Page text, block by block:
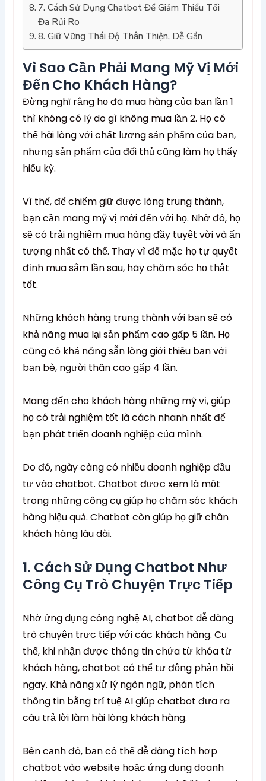
7. Cách Sử Dụng Chatbot Để Giảm Thiểu Tối
Đa Rủi Ro
8. Giữ Vững Thái Độ Thân Thiện, Dễ Gần
Vì Sao Cần Phải Mang Mỹ Vị Mới
Đến Cho Khách Hàng?
Đừng nghĩ rằng họ đã mua hàng của bạn lần 1
thì không có lý do gì không mua lần 2. Họ có
thể hài lòng với chất lượng sản phẩm của bạn,
nhưng sản phẩm của đối thủ cũng làm họ thấy
hiếu kỳ.
Vì thế, để chiếm giữ được lòng trung thành,
bạn cần mang mỹ vị mới đến với họ. Nhờ đó, họ
sẽ có trải nghiệm mua hàng đầy tuyệt vời và ấn
tượng nhất có thể. Thay vì để mặc họ tự quyết
định mua sắm lần sau, hãy chăm sóc họ thật
tốt.
Những khách hàng trung thành với bạn sẽ có
khả năng mua lại sản phẩm cao gấp 5 lần. Họ
cũng có khả năng sẵn lòng giới thiệu bạn với
bạn bè, người thân cao gấp 4 lần.
Mang đến cho khách hàng những mỹ vị, giúp
họ có trải nghiệm tốt là cách nhanh nhất để
bạn phát triển doanh nghiệp của mình.
Do đó, ngày càng có nhiều doanh nghiệp đầu
tư vào chatbot. Chatbot được xem là một
trong những công cụ giúp họ chăm sóc khách
hàng hiệu quả. Chatbot còn giúp họ giữ chân
khách hàng lâu dài.
1. Cách Sử Dụng Chatbot Như
Công Cụ Trò Chuyện Trực Tiếp
Nhờ ứng dụng công nghệ AI, chatbot dễ dàng
trò chuyện trực tiếp với các khách hàng. Cụ
thể, khi nhận được thông tin chứa từ khóa từ
khách hàng, chatbot có thể tự động phản hồi
ngay. Khả năng xử lý ngôn ngữ, phân tích
thông tin bằng trí tuệ AI giúp chatbot đưa ra
câu trả lời làm hài lòng khách hàng.
Bên cạnh đó, bạn có thể dễ dàng tích hợp
chatbot vào website hoặc ứng dụng doanh